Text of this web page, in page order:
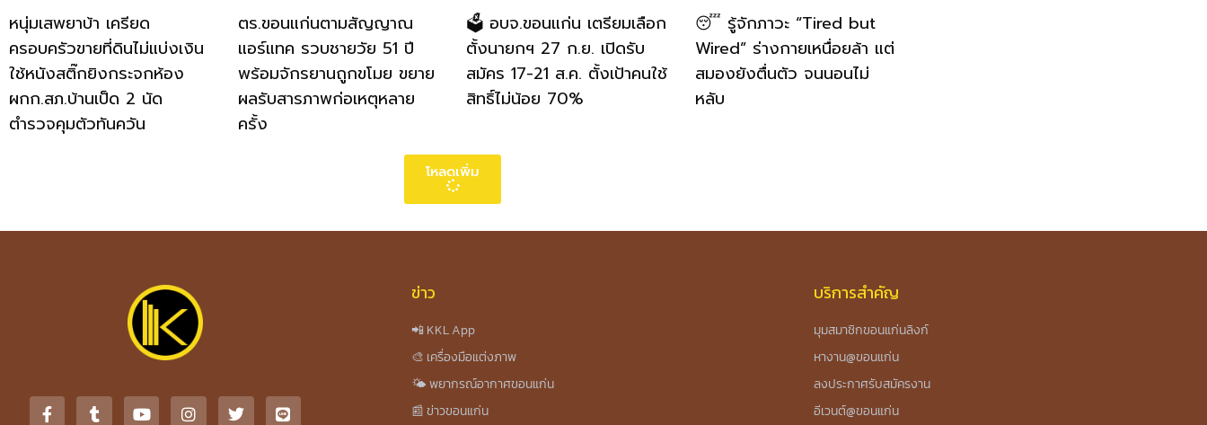
หนุ่มเสพยาบ้า เครียด
ครอบครัวขายที่ดินไม่แบ่งเงิน
ใช้หนังสติ๊กยิงกระจกห้อง
ผกก.สภ.บ้านเป็ด 2 นัด
ตำรวจคุมตัวทันควัน
ตร.ขอนแก่นตามสัญญาณ
แอร์แทค รวบชายวัย 51 ปี
พร้อมจักรยานถูกขโมย ขยาย
ผลรับสารภาพก่อเหตุหลาย
ครั้ง
🗳️ อบจ.ขอนแก่น เตรียมเลือก
ตั้งนายกฯ 27 ก.ย. เปิดรับ
สมัคร 17-21 ส.ค. ตั้งเป้าคนใช้
สิทธิ์ไม่น้อย 70%
😴 รู้จักภาวะ “Tired but
Wired” ร่างกายเหนื่อยล้า แต่
สมองยังตื่นตัว จนนอนไม่
หลับ
โหลดเพิ่ม
ข่าว
📲 KKL App
🎨 เครื่องมือแต่งภาพ
🌤️ พยากรณ์อากาศขอนแก่น
📰 ข่าวขอนแก่น
บริการสำคัญ
มุมสมาชิกขอนแก่นลิงก์
หางาน@ขอนแก่น
ลงประกาศรับสมัครงาน
อีเวนต์@ขอนแก่น